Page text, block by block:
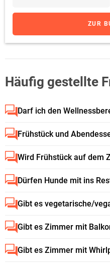
ZUR
Häufig gestellte
Darf ich den
Frühstück und
Wird Frühstück auf dem
Dürfen Hunde mit ins
Gibt es vegetarische/
Gibt es Zimmer mit
Gibt es Zimmer mit